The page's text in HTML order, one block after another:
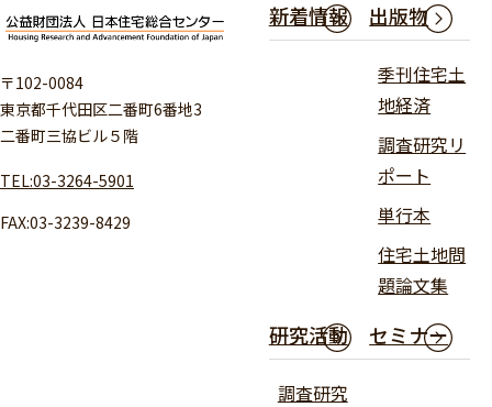
〒102-0084
東京都千代田区二番町6番地3
二番町三協ビル５階
TEL:03-3264-5901
FAX:03-3239-8429
新着情報 出版物
季刊住宅土
地経済
調査研究リ
ポート
単行本
住宅土地問
題論文集
研究活動
調査研究
セミナー